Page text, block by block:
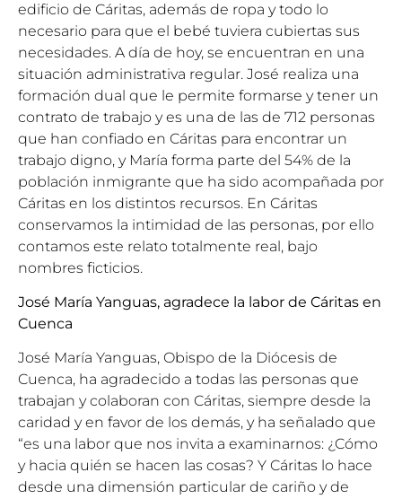
edificio de Cáritas, además de ropa y todo lo
necesario para que el bebé tuviera cubiertas sus
necesidades. A día de hoy, se encuentran en una
situación administrativa regular. José realiza una
formación dual que le permite formarse y tener un
contrato de trabajo y es una de las de 712 personas
que han confiado en Cáritas para encontrar un
trabajo digno, y María forma parte del 54% de la
población inmigrante que ha sido acompañada por
Cáritas en los distintos recursos. En Cáritas
conservamos la intimidad de las personas, por ello
contamos este relato totalmente real, bajo
nombres ficticios.
José María Yanguas, agradece la labor de Cáritas en
Cuenca
José María Yanguas, Obispo de la Diócesis de
Cuenca, ha agradecido a todas las personas que
trabajan y colaboran con Cáritas, siempre desde la
caridad y en favor de los demás, y ha señalado que
“es una labor que nos invita a examinarnos: ¿Cómo
y hacia quién se hacen las cosas? Y Cáritas lo hace
desde una dimensión particular de cariño y de